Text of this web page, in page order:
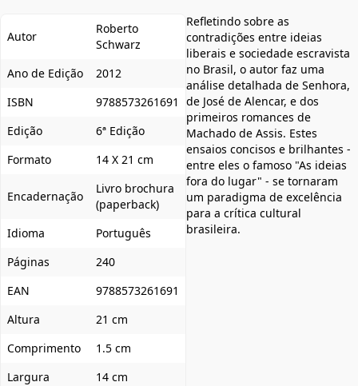
Autor
Roberto
Schwarz
Ano de Edição
2012
ISBN
9788573261691
Edição
6ª Edição
Formato
14 X 21 cm
Encadernação
Livro brochura
(paperback)
Idioma
Português
Páginas
240
EAN
9788573261691
Altura
21 cm
Comprimento
1.5 cm
Largura
14 cm
Refletindo sobre as
contradições entre ideias
liberais e sociedade escravista
no Brasil, o autor faz uma
análise detalhada de Senhora,
de José de Alencar, e dos
primeiros romances de
Machado de Assis. Estes
ensaios concisos e brilhantes -
entre eles o famoso "As ideias
fora do lugar" - se tornaram
um paradigma de excelência
para a crítica cultural
brasileira.